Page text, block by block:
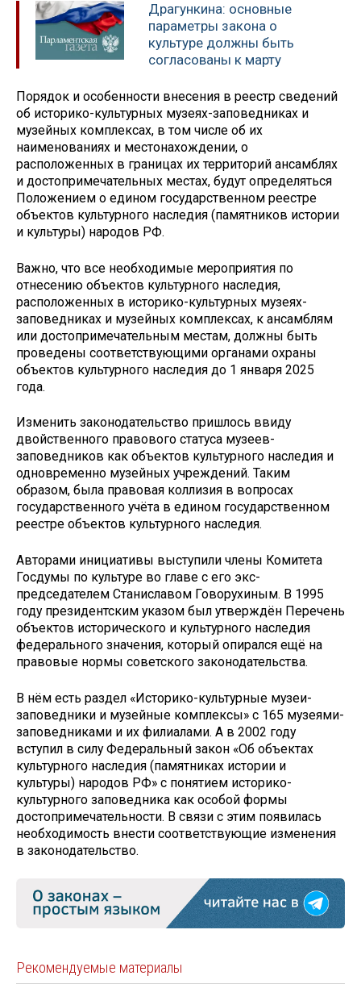
Драгункина: основные
параметры закона о
культуре должны быть
согласованы к марту
Порядок и особенности внесения в реестр сведений
об историко-культурных музеях-заповедниках и
музейных комплексах, в том числе об их
наименованиях и местонахождении, о
расположенных в границах их территорий ансамблях
и достопримечательных местах, будут определяться
Положением о едином государственном реестре
объектов культурного наследия (памятников истории
и культуры) народов РФ.
Важно, что все необходимые мероприятия по
отнесению объектов культурного наследия,
расположенных в историко-культурных музеях-
заповедниках и музейных комплексах, к ансамблям
или достопримечательным местам, должны быть
проведены соответствующими органами охраны
объектов культурного наследия до 1 января 2025
года.
Изменить законодательство пришлось ввиду
двойственного правового статуса музеев-
заповедников как объектов культурного наследия и
одновременно музейных учреждений. Таким
образом, была правовая коллизия в вопросах
государственного учёта в едином государственном
реестре объектов культурного наследия.
Авторами инициативы выступили члены Комитета
Госдумы по культуре во главе с его экс-
председателем Станиславом Говорухиным. В 1995
году президентским указом был утверждён Перечень
объектов исторического и культурного наследия
федерального значения, который опирался ещё на
правовые нормы советского законодательства.
В нём есть раздел «Историко-культурные музеи-
заповедники и музейные комплексы» с 165 музеями-
заповедниками и их филиалами. А в 2002 году
вступил в силу Федеральный закон «Об объектах
культурного наследия (памятниках истории и
культуры) народов РФ» с понятием историко-
культурного заповедника как особой формы
достопримечательности. В связи с этим появилась
необходимость внести соответствующие изменения
в законодательство.
Рекомендуемые материалы